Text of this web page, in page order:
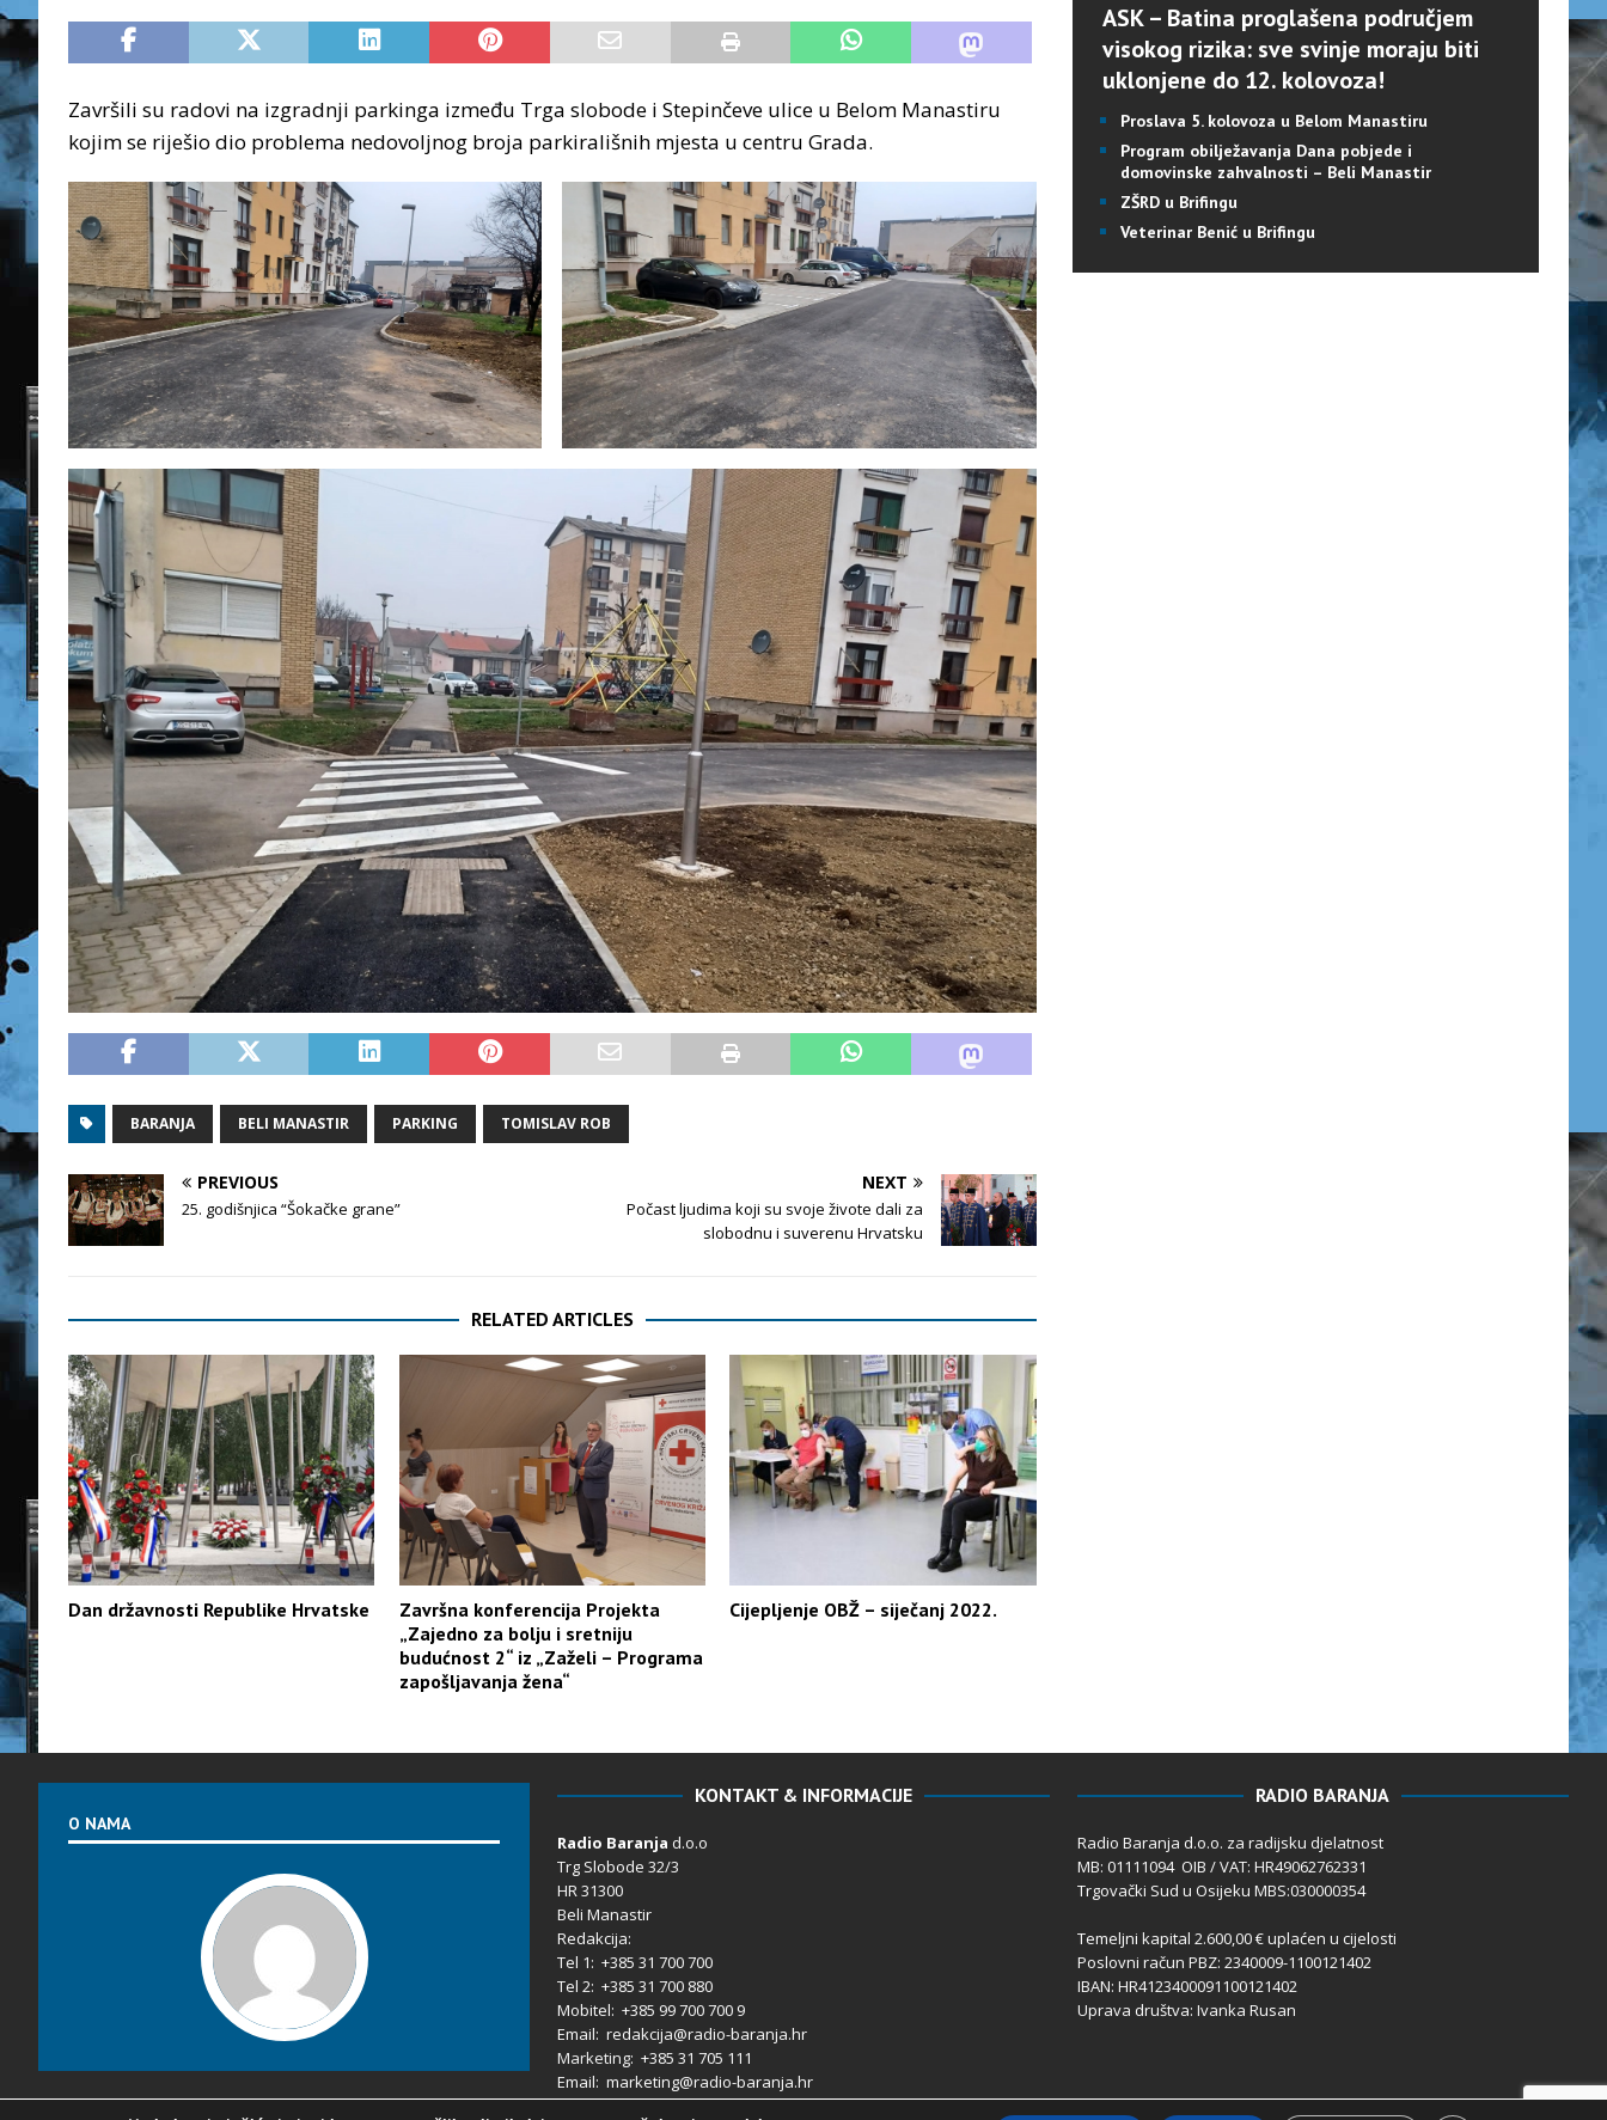
Završili su radovi na izgradnji parkinga između Trga slobode i Stepinčeve ulice u Belom Manastiru
kojim se riješio dio problema nedovoljnog broja parkirališnih mjesta u centru Grada.
BARANJA BELI MANASTIR PARKING TOMISLAV ROB
PREVIOUS
25. godišnjica “Šokačke grane”
NEXT
Počast ljudima koji su svoje živote dali za
slobodnu i suverenu Hrvatsku
RELATED ARTICLES
Dan državnosti Republike Hrvatske
Završna konferencija Projekta
„Zajedno za bolju i sretniju
budućnost 2“ iz „Zaželi – Programa
zapošljavanja žena“
Cijepljenje OBŽ – siječanj 2022.
ASK – Batina proglašena područjem
visokog rizika: sve svinje moraju biti
uklonjene do 12. kolovoza!
Proslava 5. kolovoza u Belom Manastiru
Program obilježavanja Dana pobjede i
domovinske zahvalnosti – Beli Manastir
ZŠRD u Brifingu
Veterinar Benić u Brifingu
O NAMA
KONTAKT & INFORMACIJE
Radio Baranja d.o.o
Trg Slobode 32/3
HR 31300
Beli Manastir
Redakcija:
Tel 1: +385 31 700 700
Tel 2: +385 31 700 880
Mobitel: +385 99 700 700 9
Email: redakcija@radio-baranja.hr
Marketing: +385 31 705 111
Email: marketing@radio-baranja.hr
RADIO BARANJA
Radio Baranja d.o.o. za radijsku djelatnost
MB: 01111094 OIB / VAT: HR49062762331
Trgovački Sud u Osijeku MBS:030000354
Temeljni kapital 2.600,00 € uplaćen u cijelosti
Poslovni račun PBZ: 2340009-1100121402
IBAN: HR4123400091100121402
Uprava društva: Ivanka Rusan